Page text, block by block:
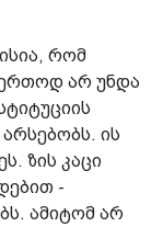
რომ
არ უნდა
ის
ზის კაცი
-
ამიტომ არ